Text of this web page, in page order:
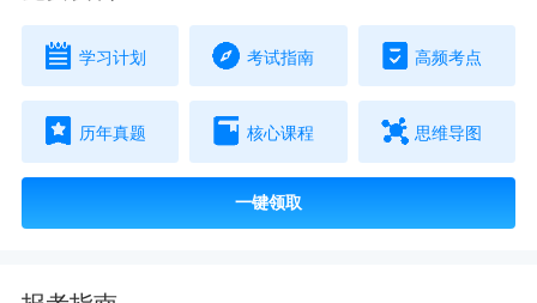
学习计划 考试指南 高频考点
历年真题 核心课程 思维导图
一键领取